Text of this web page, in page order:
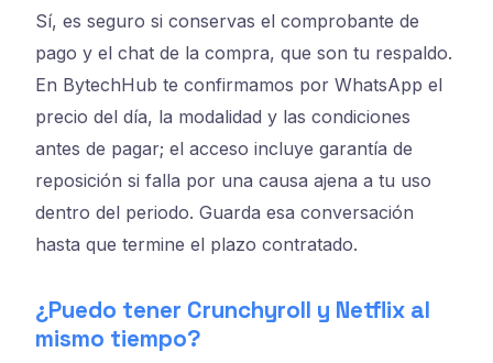
Sí, es seguro si conservas el comprobante de
pago y el chat de la compra, que son tu respaldo.
En BytechHub te confirmamos por WhatsApp el
precio del día, la modalidad y las condiciones
antes de pagar; el acceso incluye garantía de
reposición si falla por una causa ajena a tu uso
dentro del periodo. Guarda esa conversación
hasta que termine el plazo contratado.
¿Puedo tener Crunchyroll y Netflix al
mismo tiempo?